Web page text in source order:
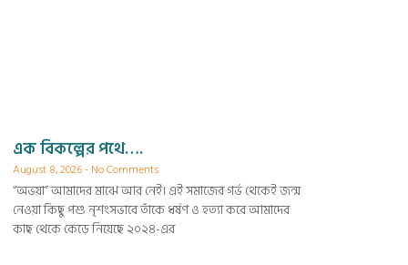
এক বিকল্পের পথে….
August 8, 2026 No Comments
“অভয়া” আমাদের মাঝে আর নেই। এই সমাজের গর্ভ থেকেই জন্ম
নেওয়া কিছু পশু নৃশংসভাবে তাঁকে ধর্ষণ ও হত্যা করে আমাদের
কাছ থেকে কেড়ে নিয়েছে ২০২৪-এর